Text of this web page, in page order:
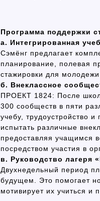
Программа поддержки
а. Интегрированная
Сэмёнг предлагает
планирование, полевая
стажировки для
б. Внеклассное
ПРОЕКТ 1824: После
300 сообществ в пяти
учебу, трудоустройство
испытать различные
предоставляя учащимся
посредством участия в
в. Руководство лагеря
Двухнедельный период
будущем. Это помогает
мотивирует их учиться и